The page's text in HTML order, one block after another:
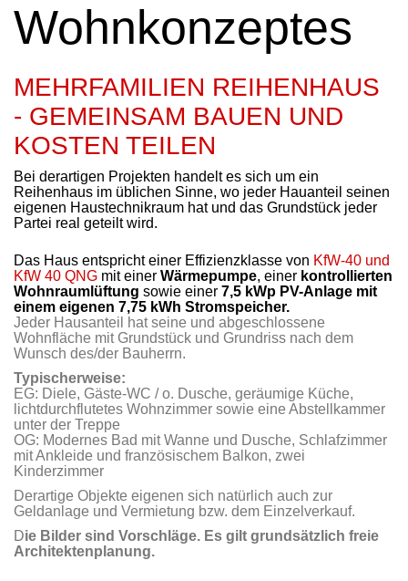
Wohnkonzeptes
MEHRFAMILIEN REIHENHAUS
- GEMEINSAM BAUEN UND
KOSTEN TEILEN
Bei derartigen Projekten handelt es sich um ein
Reihenhaus im üblichen Sinne, wo jeder Hauanteil seinen
eigenen Haustechnikraum hat und das Grundstück jeder
Partei real geteilt wird.
Das Haus entspricht einer Effizienzklasse von KfW-40 und
KfW 40 QNG mit einer Wärmepumpe, einer kontrollierten
Wohnraumlüftung sowie einer 7,5 kWp PV-Anlage mit
einem eigenen 7,75 kWh Stromspeicher.
Jeder Hausanteil hat seine und abgeschlossene
Wohnfläche mit Grundstück und Grundriss nach dem
Wunsch des/der Bauherrn.
Typischerweise:
EG: Diele, Gäste-WC / o. Dusche, geräumige Küche,
lichtdurchflutetes Wohnzimmer sowie eine Abstellkammer
unter der Treppe
OG: Modernes Bad mit Wanne und Dusche, Schlafzimmer
mit Ankleide und französischem Balkon, zwei
Kinderzimmer
Derartige Objekte eigenen sich natürlich auch zur
Geldanlage und Vermietung bzw. dem Einzelverkauf.
Die Bilder sind Vorschläge. Es gilt grundsätzlich freie
Architektenplanung.